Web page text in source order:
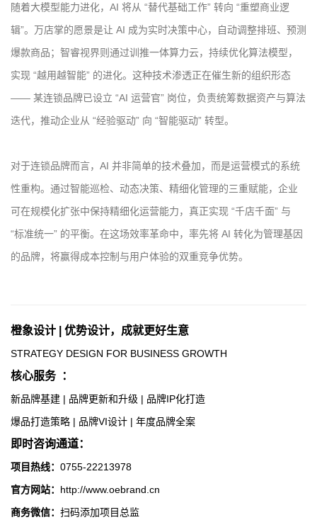
随着大模型能力进化，AI 将从 “替代基础工作” 转向 “重塑商业逻
辑”。万店掌的愿景是让 AI 成为实时决策中心，自动调整排班、预测
爆款商品；智睿视界则通过训推一体算力云，持续优化算法模型，
实现 “越用越智能” 的进化。这种技术渗透正在催生新的组织形态
—— 某连锁品牌已设立 “AI 运营官” 岗位，负责统筹数据资产与算法
迭代，推动企业从 “经验驱动” 向 “智能驱动” 转型。
对于连锁品牌而言，AI 并非简单的技术叠加，而是运营模式的系统
性重构。通过智能巡检、动态决策、精细化管理的三重赋能，企业
可在规模化扩张中保持精细化运营能力，真正实现 “千店千面” 与
“标准统一” 的平衡。在这场效率革命中，率先将 AI 转化为管理基因
的品牌，将赢得成本控制与用户体验的双重竞争优势。
橙象设计 | 优势设计，成就更好生意
STRATEGY DESIGN FOR BUSINESS GROWTH
核心服务 ：
新品牌基建 | 品牌更新和升级 | 品牌IP化打造
爆品打造策略 | 品牌VI设计 | 年度品牌全案
即时咨询通道：
项目热线： 0755-22213978
官方网站： http://www.oebrand.cn
商务微信： 扫码添加项目总监